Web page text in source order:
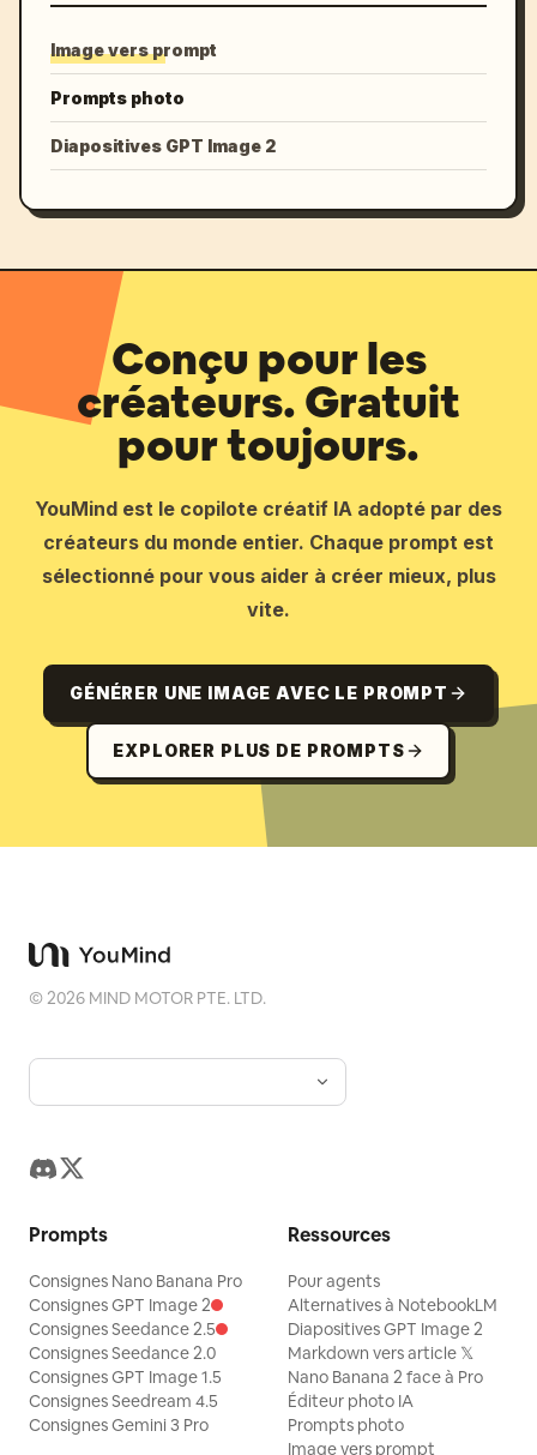
Image vers prompt
Prompts photo
Diapositives GPT Image 2
Conçu pour les
créateurs. Gratuit
pour toujours.
YouMind est le copilote créatif IA adopté par des
créateurs du monde entier. Chaque prompt est
sélectionné pour vous aider à créer mieux, plus
vite.
GÉNÉRER UNE IMAGE AVEC LE PROMPT
EXPLORER PLUS DE PROMPTS
©2026 MIND MOTOR PTE. LTD.
Prompts
Consignes Nano Banana Pro
Consignes GPT Image 2
Consignes Seedance 2.5
Consignes Seedance 2.0
Consignes GPT Image 1.5
Consignes Seedream 4.5
Consignes Gemini 3 Pro
Ressources
Pour agents
Alternatives à NotebookLM
Diapositives GPT Image 2
Markdown vers article 𝕏
Nano Banana 2 face à Pro
Éditeur photo IA
Prompts photo
Image vers prompt